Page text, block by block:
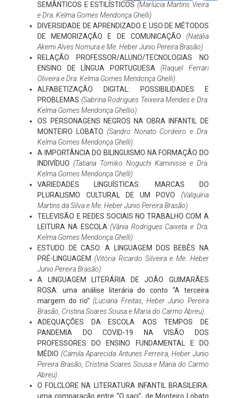
SEMÂNTICOS E ESTILÍSTICOS (Marlúcia Martins Vieira
e Dra. Kelma Gomes Mendonça Ghelli)
DIVERSIDADE DE APRENDIZADO E USO DE MÉTODOS
DE MEMORIZAÇÃO E DE COMUNICAÇÃO (Natália
Akemi Alves Nomura e Me. Heber Junio Pereira Brasão)
RELAÇÃO PROFESSOR/ALUNO/TECNOLOGIAS NO
ENSINO DE LÍNGUA PORTUGUESA(Raquel Ferrari
Oliveira e Dra. Kelma Gomes Mendonça Ghelli)
ALFABETIZAÇÃO DIGITAL: POSSIBILIDADES E
PROBLEMAS (Sabrina Rodrigues Teixeira Mendes e Dra.
Kelma Gomes Mendonça Ghellio)
OS PERSONAGENS NEGROS NA OBRA INFANTIL DE
MONTEIRO LOBATO (Sandro Nonato Cordeiro e Dra.
Kelma Gomes Mendonça Ghelli)
A IMPORTÂNCIA DO BILINGUISMO NA FORMAÇÃO DO
INDIVÍDUO(Tatiana Tomiko Noguchi Kaminisse e Dra.
Kelma Gomes Mendonça Ghelli)
VARIEDADES LINGUÍSTICAS: MARCAS DO
PLURALISMO CULTURAL DE UM POVO (Valquíria
Martins da Silva e Me. Heber Junio Pereira Brasão)
TELEVISÃO E REDES SOCIAIS NO TRABALHO COM A
LEITURA NA ESCOLA(Vânia Rodrigues Caixeta e Dra.
Kelma Gomes Mendonça Ghelli)
ESTUDO DE CASO: A LINGUAGEM DOS BEBÊS NA
PRÉ-LINGUAGEM(Vitória Ricardo Silveira e Me. Heber
Junio Pereira Brasão)
A LINGUAGEM LITERÁRIA DE JOÃO GUIMARÃES
ROSA: uma análise literária do conto “A terceira
margem do rio” (Luciana Freitas, Heber Junio Pereira
Brasão, Cristina Soares Sousa e Maria do Carmo Abreu)
ADEQUAÇÕES DA ESCOLA AOS TEMPOS DE
PANDEMIA DO COVID-19 NA VISÃO DOS
PROFESSORES DO ENSINO FUNDAMENTAL E DO
MÉDIO (Camila Aparecida Antunes Ferreira, Heber Junio
Pereira Brasão, Cristina Soares Sousa e Maria do Carmo
Abreu)
O FOLCLORE NA LITERATURA INFANTIL BRASILEIRA:
uma comparação entre “O saci”, de Monteiro Lobato